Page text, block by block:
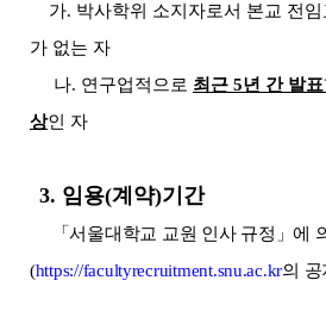
가. 박사학위 소지자로서 본교 전
가 없는 자
나. 연구업적으로 최근 5년 간 발
상인 자
3. 임용(계약)기간
「서울대학교 교원 인사 규정 」에
(https://facultyrecruitment.snu.ac.kr의 공